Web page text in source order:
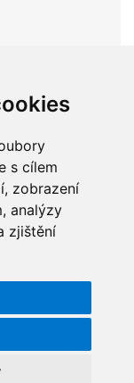
s cílem
zobrazení
analýzy
zjištění